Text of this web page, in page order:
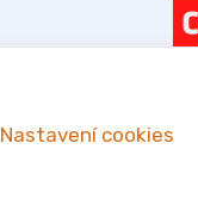
Nastavení cookies